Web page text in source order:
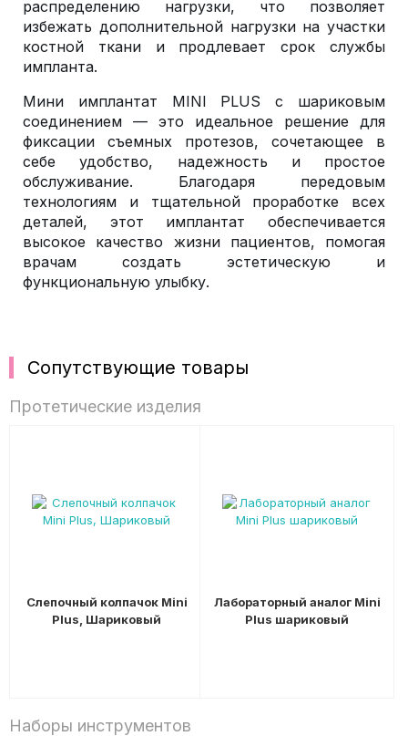
распределению нагрузки, что позволяет
избежать дополнительной нагрузки на участки
костной ткани и продлевает срок службы
импланта.
Мини имплантат MINI PLUS с шариковым
соединением — это идеальное решение для
фиксации съемных протезов, сочетающее в
себе удобство, надежность и простое
обслуживание. Благодаря передовым
технологиям и тщательной проработке всех
деталей, этот имплантат обеспечивается
высокое качество жизни пациентов, помогая
врачам создать эстетическую и
функциональную улыбку.
Сопутствующие товары
Протетические изделия
Слепочный колпачок Mini
Plus, Шариковый
Лабораторный аналог Mini
Plus шариковый
Наборы инструментов